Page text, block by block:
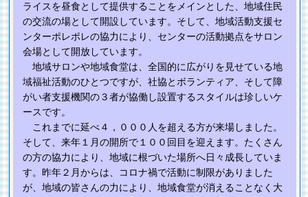
ライスを昼食として提供することをメインとした、地域住民
の交流の場として開設しています。そして、地域活動支援セ
ンターポレポレの協力により、センターの活動拠点をサロン
会場として開放しています。
地域サロンや地域食堂は、全国的に広がりを見せている地
域福祉活動のひとつですが、社協とボランティア、そして障
がい者支援機関の３者が協働し設置するスタイルは珍しいケ
ースです。
これまでに延べ４，０００人を超える方が来場しました。
そして、来年１月の開所で１００回目を迎えます。たくさん
の方の協力により、地域に根づいた場所へ日々成長していま
す。昨年２月からは、コロナ禍で活動に制限がありました
が、地域の皆さんの力により、地域食堂が消えることなく大